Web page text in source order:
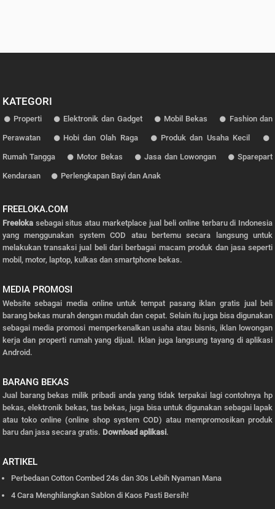
KATEGORI
Properti Elektronik dan Gadget Mobil Bekas Fashion dan
Perawatan Hobi dan Olah Raga Produk dan Usaha Kecil
Rumah Tangga Motor Bekas Jasa dan Lowongan Sparepart
Kendaraan Perlengkapan Bayi dan Anak
FREELOKA.COM
Freelokasebagai situs atau marketplace jual beli online terbaru di Indonesia
yang menggunakan system COD atau bertemu secara langsung untuk
melakukan transaksi jual beli dari berbagai macam produk dan jasa seperti
mobil, motor, laptop, kulkas dan smartphone bekas.
MEDIA PROMOSI
Website sebagai media online untuk tempat pasang iklan gratis jual beli
barang bekas murah dengan mudah dan cepat. Selain itu juga bisa digunakan
sebagai media promosi memperkenalkan usaha atau bisnis, iklan lowongan
kerja dan properti rumah yang dijual. Iklan juga langsung tayang di aplikasi
Android.
BARANG BEKAS
Jual barang bekas milik pribadi anda yang tidak terpakai lagi contohnya hp
bekas, elektronik bekas, tas bekas, juga bisa untuk digunakan sebagai lapak
atau toko online (online shop system COD) atau mempromosikan produk
baru dan jasa secara gratis. Download aplikasi.
ARTIKEL
Perbedaan Cotton Combed 24s dan 30s Lebih Nyaman Mana
4 Cara Menghilangkan Sablon di Kaos Pasti Bersih!